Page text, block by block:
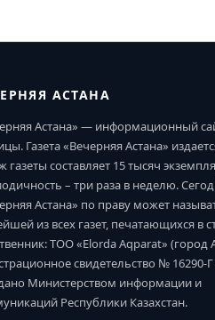
АСТАНА
Астана» — информационный
Газета «Вечерняя Астана»
газеты составляет 15 тысяч
– три раза в неделю.
Астана» по праву может
из всех газет, печатающихся в
ТОО «Elorda Aqparat» (город
свидетельство № 16290-Г
Министерством информации и
Республики Казахстан.